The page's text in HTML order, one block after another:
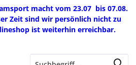
macht vom 23.07 bis 07.08.
Zeit sind wir persönlich nicht zu
ist weiterhin erreichbar.